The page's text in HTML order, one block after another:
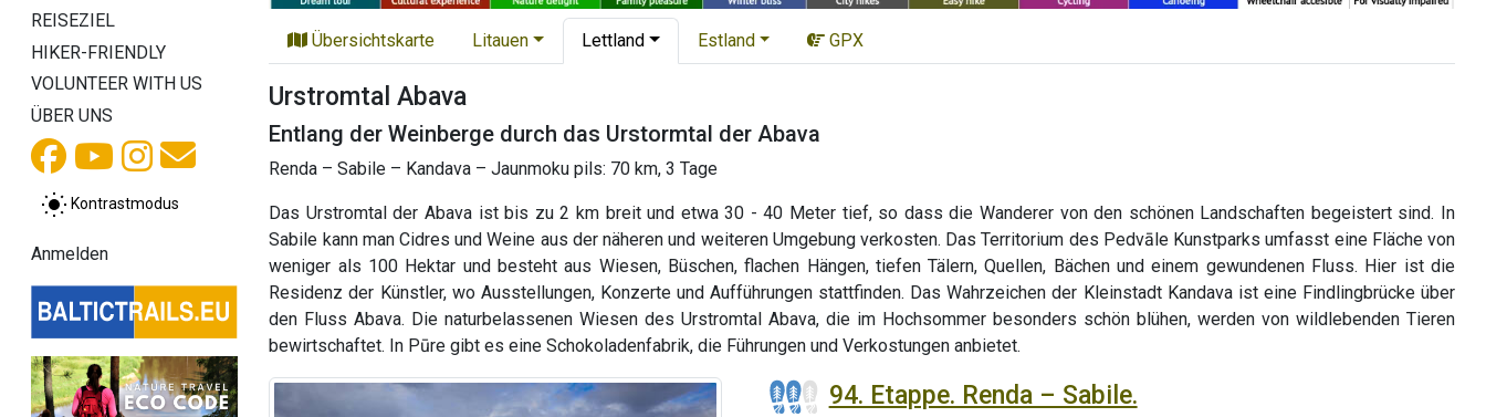
REISEZIEL
HIKER-FRIENDLY
VOLUNTEER WITH US
ÜBER UNS
Kontrastmodus
Anmelden
Übersichtskarte Litauen Lettland Estland GPX
Urstromtal Abava
Entlang der Weinberge durch das Urstormtal der Abava
Renda – Sabile – Kandava – Jaunmoku pils: 70 km, 3 Tage
Das Urstromtal der Abava ist bis zu 2 km breit und etwa 30 - 40 Meter tief, so dass die Wanderer von den schönen Landschaften begeistert sind. In
Sabile kann man Cidres und Weine aus der näheren und weiteren Umgebung verkosten. Das Territorium des Pedvāle Kunstparks umfasst eine Fläche von
weniger als 100 Hektar und besteht aus Wiesen, Büschen, flachen Hängen, tiefen Tälern, Quellen, Bächen und einem gewundenen Fluss. Hier ist die
Residenz der Künstler, wo Ausstellungen, Konzerte und Aufführungen stattfinden. Das Wahrzeichen der Kleinstadt Kandava ist eine Findlingbrücke über
den Fluss Abava. Die naturbelassenen Wiesen des Urstromtal Abava, die im Hochsommer besonders schön blühen, werden von wildlebenden Tieren
bewirtschaftet. In Pūre gibt es eine Schokoladenfabrik, die Führungen und Verkostungen anbietet.
94. Etappe. Renda – Sabile.